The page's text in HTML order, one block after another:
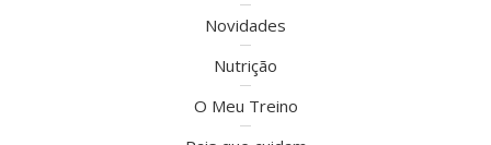
Novidades
Nutrição
O Meu Treino